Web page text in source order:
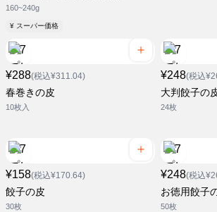
160~240g
¥ スーパー価格
¥288(税込¥311.04)
春巻きの皮
10枚入
¥248(税込
大判餃子の
24枚
¥158(税込¥170.64)
餃子の皮
30枚
¥248(税込
お徳用餃子
50枚